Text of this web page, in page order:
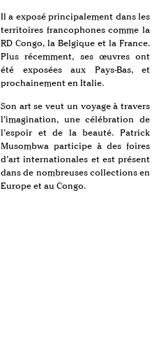
Il a exposé principalement dans les
territoires francophones comme la
RD Congo, la Belgique et la France.
Plus récemment, ses œuvres ont
été exposées aux Pays-Bas, et
prochainement en Italie.
Son art se veut un voyage à travers
l’imagination, une célébration de
l’espoir et de la beauté. Patrick
Musombwa participe à des foires
d’art internationales et est présent
dans de nombreuses collections en
Europe et au Congo.